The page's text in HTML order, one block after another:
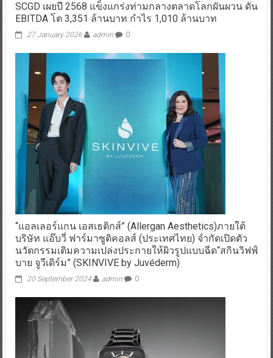
SCGD เผยปี 2568 แข็งแกร่งท่ามกลางตลาดโลกผันผวน ดัน
EBITDA โต 3,351 ล้านบาท กำไร 1,010 ล้านบาท
27 January 2026 admin 0
“แอลเลอร์แกน เอสเธติกส์” (Allergan Aesthetics)ภายใต้
บริษัท แอ๊บวี่ ฟาร์มาซูติคอลส์ (ประเทศไทย) จำกัดเปิดตัว
นวัตกรรมเติมความเปล่งประกายให้ผิวรูปแบบฉีด“สกินวิฟฟ์
บาย จูวีเดิร์ม” (SKINVIVE by Juvéderm)
20 September 2024 admin 0